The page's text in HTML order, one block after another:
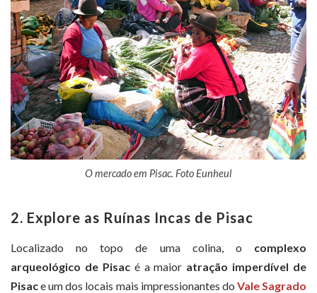
O mercado em Pisac. Foto Eunheul
2. Explore as Ruínas Incas de Pisac
Localizado no topo de uma colina, o complexo
arqueológico de Pisacé a maior atração imperdível de
Pisace um dos locais mais impressionantes do Vale Sagrado